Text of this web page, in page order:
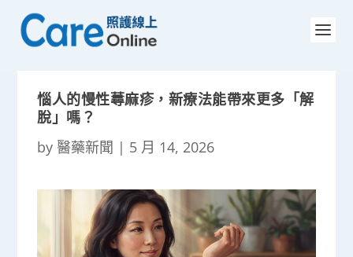
惱人的慢性蕁麻疹，新療法能帶來更多「解
脫」嗎？
by 醫藥新聞 | 5 月 14, 2026